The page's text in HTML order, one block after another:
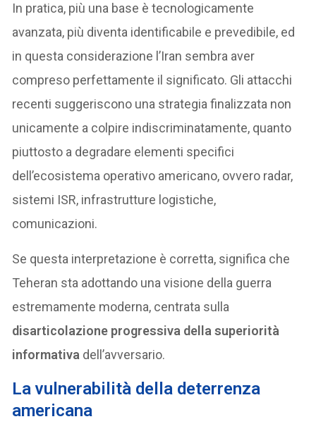
In pratica, più una base è tecnologicamente
avanzata, più diventa identificabile e prevedibile, ed
in questa considerazione l’Iran sembra aver
compreso perfettamente il significato. Gli attacchi
recenti suggeriscono una strategia finalizzata non
unicamente a colpire indiscriminatamente, quanto
piuttosto a degradare elementi specifici
dell’ecosistema operativo americano, ovvero radar,
sistemi ISR, infrastrutture logistiche,
comunicazioni.
Se questa interpretazione è corretta, significa che
Teheran sta adottando una visione della guerra
estremamente moderna, centrata sulla
disarticolazione progressiva della superiorità
informativa dell’avversario.
La vulnerabilità della deterrenza
americana